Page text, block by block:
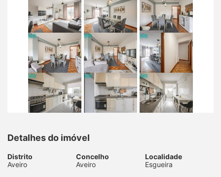
Detalhes do imóvel
Distrito
Aveiro
Concelho
Aveiro
Localidade
Esgueira